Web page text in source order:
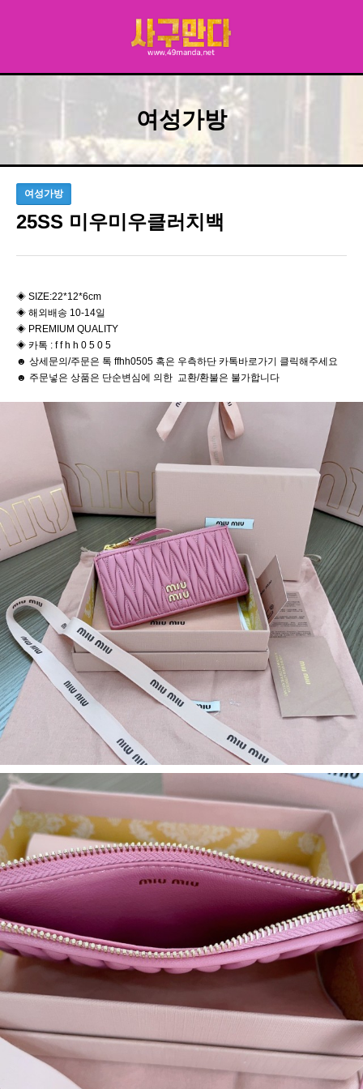
여성가방
여성가방
25SS 미우미우클러치백
◈ ​SIZE:22*12*6cm
◈ 해외배송 10-14일
◈ PREMIUM QUALITY
◈ 카톡 : f f h h 0 5 0 5
☻ 상세문의/주문은 톡 ffhh0505 혹은 우측하단 카톡바로가기 클릭해주세요
☻ 주문넣은 상품은 단순변심에 의한 교환/환불은 불가합니다